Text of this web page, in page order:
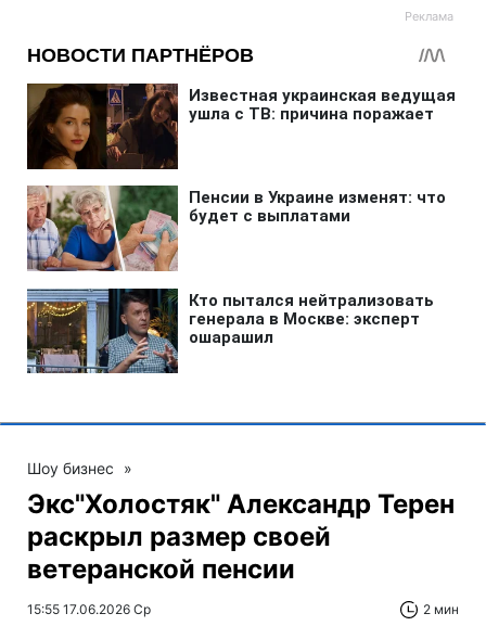
Шоу бизнес »
Экс"Холостяк" Александр Терен
раскрыл размер своей
ветеранской пенсии
15:55 17.06.2026 Ср 2 мин